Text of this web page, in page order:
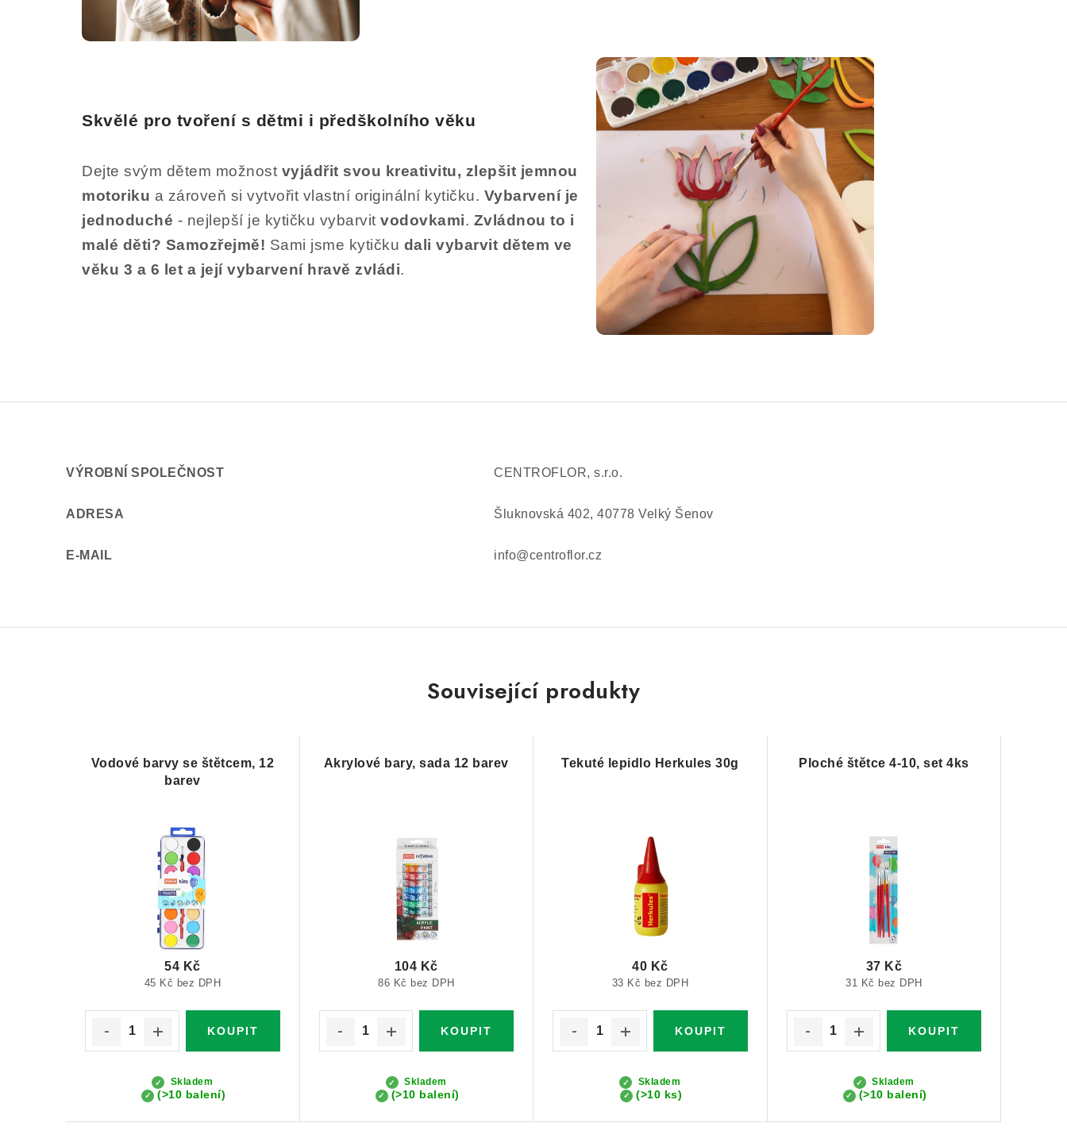
Skvělé pro tvoření s dětmi i předškolního věku
Dejte svým dětem možnost vyjádřit svou kreativitu, zlepšit jemnou
motoriku a zároveň si vytvořit vlastní originální kytičku. Vybarvení je
jednoduché - nejlepší je kytičku vybarvit vodovkami. Zvládnou to i
malé děti? Samozřejmě! Sami jsme kytičku dali vybarvit dětem ve
věku 3 a 6 let a její vybarvení hravě zvládi.
VÝROBNÍ SPOLEČNOST CENTROFLOR, s.r.o.
ADRESA Šluknovská 402, 40778 Velký Šenov
E-MAIL info@centroflor.cz
Související produkty
Vodové barvy se štětcem, 12
barev
Skladem
(>10 balení)
45 Kč bez DPH
54 Kč
Akrylové bary, sada 12 barev
Skladem
(>10 balení)
86 Kč bez DPH
104 Kč
Tekuté lepidlo Herkules 30g
Skladem
(>10 ks)
33 Kč bez DPH
40 Kč
Ploché štětce 4-10, set 4ks
Skladem
(>10 balení)
31 Kč bez DPH
37 Kč